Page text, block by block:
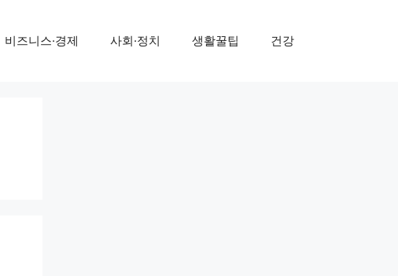
비즈니스·경제 사회·정치 생활꿀팁 건강